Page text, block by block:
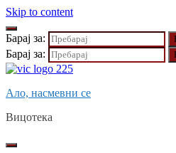
Skip to content
Барај за:
Барај за:
Ало, насмевни се
Вицотека